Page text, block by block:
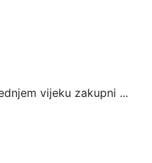
vijeku zakupni ...